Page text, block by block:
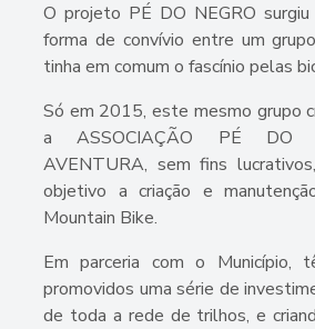
O projeto PÉ DO NEGRO
forma de convívio entre um
tinha em comum o fascínio pelas
Só em 2015, este mesmo grupo
a ASSOCIAÇÃO PÉ DO
AVENTURA, sem fins
objetivo a criação e
Mountain Bike.
Em parceria com o Município,
promovidos uma série de
de toda a rede de trilhos, e